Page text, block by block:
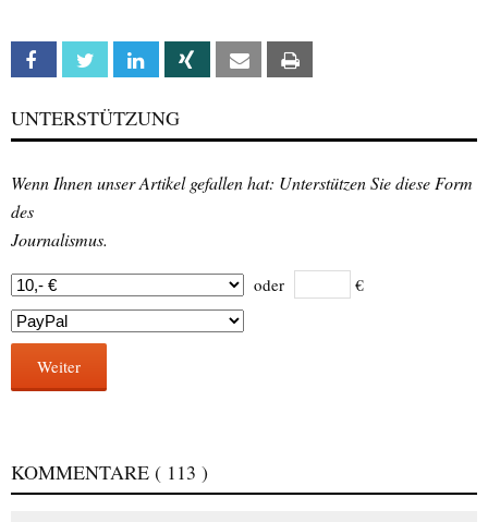
Facebook Twitter Linkedin Xing Email
UNTERSTÜTZUNG
Wenn Ihnen unser Artikel gefallen hat: Unterstützen Sie diese Form
des
Journalismus.
oder €
Weiter
KOMMENTARE ( 113 )